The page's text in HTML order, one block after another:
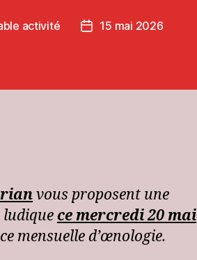
activité
Post15 mai 2026
vous proposent une
ce mercredi 20 mai
mensuelle d’œnologie.